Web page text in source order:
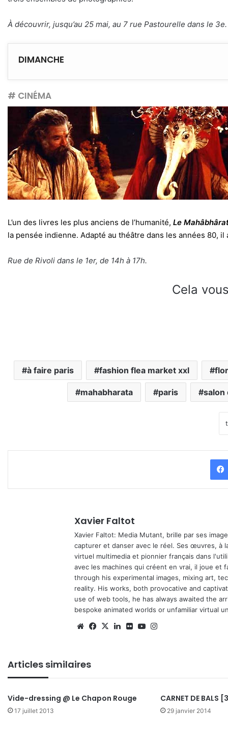
À découvrir, jusqu’au 25 mai, au 7 rue Pastourelle dans le
DIMANCHE
# CINÉMA
L’un des livres les plus anciens de l’humanité, Le
la pensée indienne. Adapté au théâtre dans les années 80,
Rue de Rivoli dans le 1er, de 14h à 17h.
Cela
à faire paris fashion flea market xxl
mahabharata paris salon
Xavier Faltot
Xavier Faltot: Media Mutant, brille par ses
capturer et danser avec le réel. Ses œuvres, à
virtuel multimedia et pionnier français dans
avec les machines qui créent en vrai, il joue et
through his experimental images, mixing art,
reality. His works, both provocative and
use of web tools, he has always awaited the
bespoke animated worlds or unfamiliar virtual
We Fa
X
Lin Fli Yo
Articles similaires
Vide-dressing @ Le Chapon Rouge
17 juillet 2013
CARNET DE
29 janvier 2014